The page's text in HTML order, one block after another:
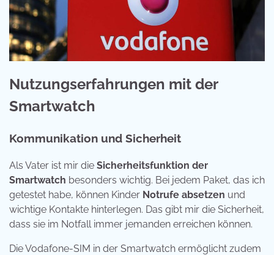
Nutzungserfahrungen mit der
Smartwatch
Kommunikation und Sicherheit
Als Vater ist mir die Sicherheitsfunktion der
Smartwatch besonders wichtig. Bei jedem Paket, das ich
getestet habe, können Kinder Notrufe absetzen und
wichtige Kontakte hinterlegen. Das gibt mir die Sicherheit,
dass sie im Notfall immer jemanden erreichen können.
Die Vodafone-SIM in der Smartwatch ermöglicht zudem